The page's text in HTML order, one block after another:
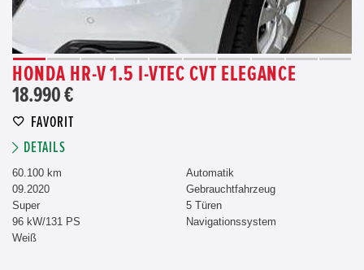
HONDA HR-V 1.5 I-VTEC CVT ELEGANCE
18.990 €
FAVORIT
DETAILS
60.100 km
09.2020
Super
96 kW/131 PS
Weiß
Automatik
Gebrauchtfahrzeug
5 Türen
Navigationssystem